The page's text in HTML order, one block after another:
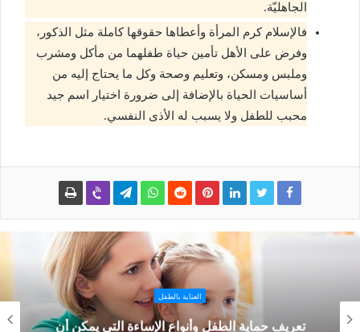
الجاهليّة.
فالإسلام كرم المرأة وأعطاها حقوقها كاملة مثل الذكور،
وفرض على الأهل تأمين حياة طفلهما من مأكل ومشرب
وملبس ومسكن، وتعليم وصحة وكل ما يحتاج إليه من
أساسيات الحياة بالإضافة إلى ضرورة اختيار اسم جيد
محبب للطفل ولا يسبب له الأذى النفسي.
العناية بالطفل
تعريف حماية الطفل وأنواع الإساءة التي يمكن أن